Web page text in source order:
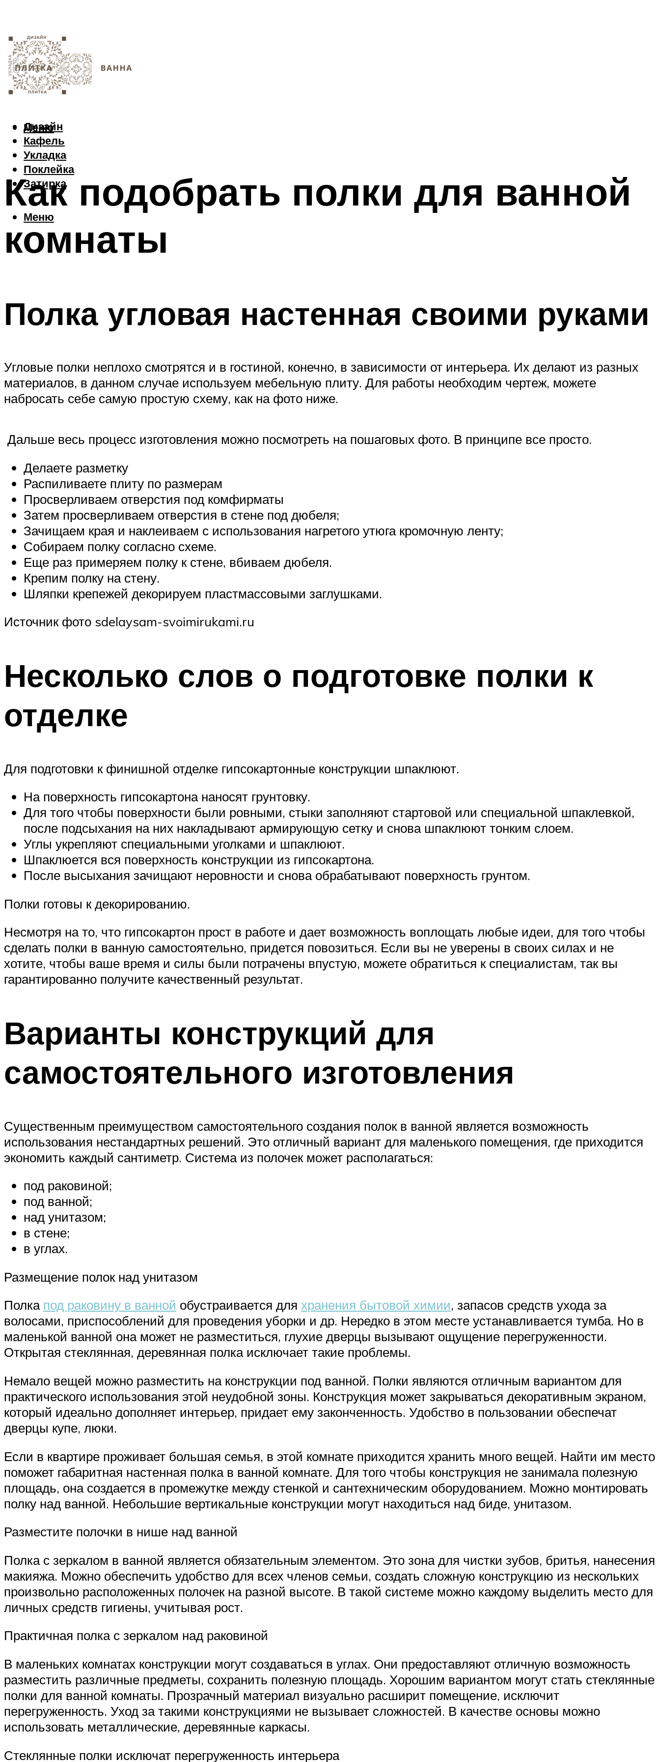
Дизайн
Кафель
Укладка
Поклейка
Затирка
Меню
Меню
Как подобрать полки для ванной
комнаты
Полка угловая настенная своими руками
Угловые полки неплохо смотрятся и в гостиной, конечно, в зависимости от интерьера. Их делают из разных
материалов, в данном случае используем мебельную плиту. Для работы необходим чертеж, можете
набросать себе самую простую схему, как на фото ниже.
Дальше весь процесс изготовления можно посмотреть на пошаговых фото. В принципе все просто.
Делаете разметку
Распиливаете плиту по размерам
Просверливаем отверстия под комфирматы
Затем просверливаем отверстия в стене под дюбеля;
Зачищаем края и наклеиваем с использования нагретого утюга кромочную ленту;
Собираем полку согласно схеме.
Еще раз примеряем полку к стене, вбиваем дюбеля.
Крепим полку на стену.
Шляпки крепежей декорируем пластмассовыми заглушками.
Источник фото sdelaysam-svoimirukami.ru
Несколько слов о подготовке полки к
отделке
Для подготовки к финишной отделке гипсокартонные конструкции шпаклюют.
На поверхность гипсокартона наносят грунтовку.
Для того чтобы поверхности были ровными, стыки заполняют стартовой или специальной шпаклевкой,
после подсыхания на них накладывают армирующую сетку и снова шпаклюют тонким слоем.
Углы укрепляют специальными уголками и шпаклюют.
Шпаклюется вся поверхность конструкции из гипсокартона.
После высыхания зачищают неровности и снова обрабатывают поверхность грунтом.
Полки готовы к декорированию.
Несмотря на то, что гипсокартон прост в работе и дает возможность воплощать любые идеи, для того чтобы
сделать полки в ванную самостоятельно, придется повозиться. Если вы не уверены в своих силах и не
хотите, чтобы ваше время и силы были потрачены впустую, можете обратиться к специалистам, так вы
гарантированно получите качественный результат.
Варианты конструкций для
самостоятельного изготовления
Существенным преимуществом самостоятельного создания полок в ванной является возможность
использования нестандартных решений. Это отличный вариант для маленького помещения, где приходится
экономить каждый сантиметр. Система из полочек может располагаться:
под раковиной;
под ванной;
над унитазом;
в стене;
в углах.
Размещение полок над унитазом
Полка под раковину в ванной обустраивается для хранения бытовой химии, запасов средств ухода за
волосами, приспособлений для проведения уборки и др. Нередко в этом месте устанавливается тумба. Но в
маленькой ванной она может не разместиться, глухие дверцы вызывают ощущение перегруженности.
Открытая стеклянная, деревянная полка исключает такие проблемы.
Немало вещей можно разместить на конструкции под ванной. Полки являются отличным вариантом для
практического использования этой неудобной зоны. Конструкция может закрываться декоративным экраном,
который идеально дополняет интерьер, придает ему законченность. Удобство в пользовании обеспечат
дверцы купе, люки.
Если в квартире проживает большая семья, в этой комнате приходится хранить много вещей. Найти им место
поможет габаритная настенная полка в ванной комнате. Для того чтобы конструкция не занимала полезную
площадь, она создается в промежутке между стенкой и сантехническим оборудованием. Можно монтировать
полку над ванной. Небольшие вертикальные конструкции могут находиться над биде, унитазом.
Разместите полочки в нише над ванной
Полка с зеркалом в ванной является обязательным элементом. Это зона для чистки зубов, бритья, нанесения
макияжа. Можно обеспечить удобство для всех членов семьи, создать сложную конструкцию из нескольких
произвольно расположенных полочек на разной высоте. В такой системе можно каждому выделить место для
личных средств гигиены, учитывая рост.
Практичная полка с зеркалом над раковиной
В маленьких комнатах конструкции могут создаваться в углах. Они предоставляют отличную возможность
разместить различные предметы, сохранить полезную площадь. Хорошим вариантом могут стать стеклянные
полки для ванной комнаты. Прозрачный материал визуально расширит помещение, исключит
перегруженность. Уход за такими конструкциями не вызывает сложностей. В качестве основы можно
использовать металлические, деревянные каркасы.
Стеклянные полки исключат перегруженность интерьера